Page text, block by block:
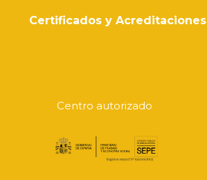
Certificados y Acreditaciones
Centro autorizado